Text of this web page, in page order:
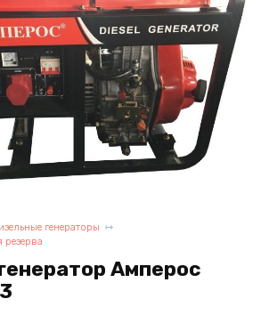
генераторы
резерва
Амперос